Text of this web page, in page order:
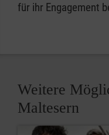
für ihr Engagement
Weitere
Maltesern